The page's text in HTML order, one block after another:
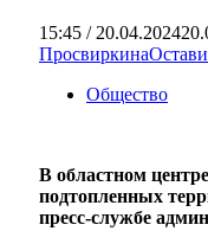
15:45 / 20.04.2024
Просвиркина
Общество
В областном
подтопленных
пресс-службе